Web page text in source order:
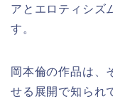
アとエロティシズ
す。
岡本倫の作品は、
せる展開で知られ